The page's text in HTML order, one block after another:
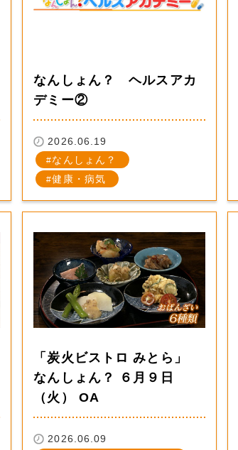
なんしょん？ ヘルスアカ
デミー②
2026.06.19
なんしょん？
健康・病気
「炭火ビストロ みとら」
なんしょん？ ６月９日
（火） OA
2026.06.09